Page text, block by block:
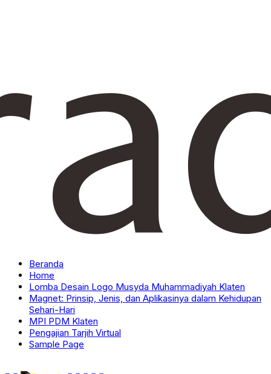
Beranda
Home
Lomba Desain Logo Musyda Muhammadiyah Klaten
Magnet: Prinsip, Jenis, dan Aplikasinya dalam Kehidupan
Sehari-Hari
MPI PDM Klaten
Pengajian Tarjih Virtual
Sample Page